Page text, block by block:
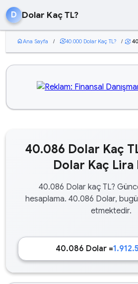
D Dolar Kaç TL?
homeAna Sayfa / currency_exchange40.000 Dolar Kaç TL? / currency_exchange
40.086 Dolar Kaç
Dolar Kaç Lira
40.086 Dolar kaç TL?
hesaplama. 40.086 Dolar,
etmektedir.
40.086 Dolar =